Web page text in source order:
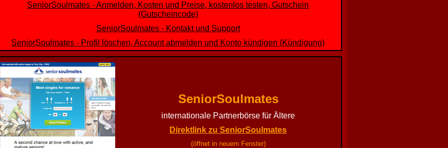
SeniorSoulmates - Anmelden, Kosten und Preise, kostenlos testen, Gutschein
(Gutscheincode)
SeniorSoulmates - Kontakt und Support
SeniorSoulmates - Profil löschen, Account abmelden und Konto kündigen (Kündigung)
SeniorSoulmates
internationale Partnerbörse für Ältere
Direktlink zu SeniorSoulmates
(öffnet in neuem Fenster)